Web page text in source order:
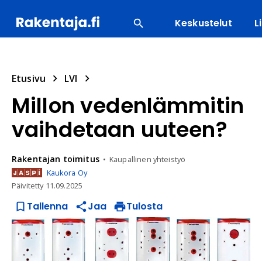
Keskustelut
Etusivu LVI
Millon vedenlämmitin
vaihdetaan uuteen?
Rakentajan toimitus
Kaupallinen yhteistyö
Kaukora Oy
Päivitetty 11.09.2025
Tallenna Jaa Tulosta